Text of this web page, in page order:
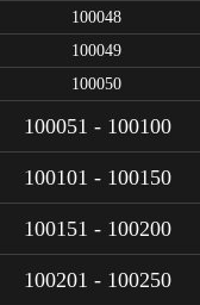
100048
100049
100050
100051 - 100100
100101 - 100150
100151 - 100200
100201 - 100250